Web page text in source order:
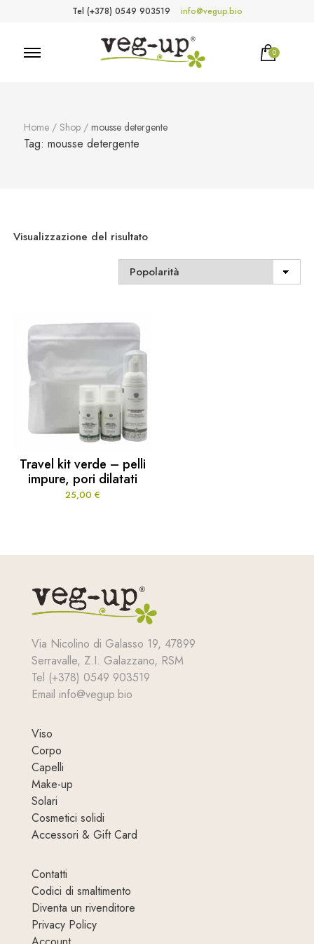
Tel (+378) 0549 903519 info@vegup.bio
0
Home / Shop / mousse detergente
Tag: mousse detergente
Visualizzazione del risultato
Travel kit verde – pelli
impure, pori dilatati
25,00 €
Via Nicolino di Galasso 19, 47899
Serravalle, Z.I. Galazzano, RSM
Tel (+378) 0549 903519
Email info@vegup.bio
Viso
Corpo
Capelli
Make-up
Solari
Cosmetici solidi
Accessori & Gift Card
Contatti
Codici di smaltimento
Diventa un rivenditore
Privacy Policy